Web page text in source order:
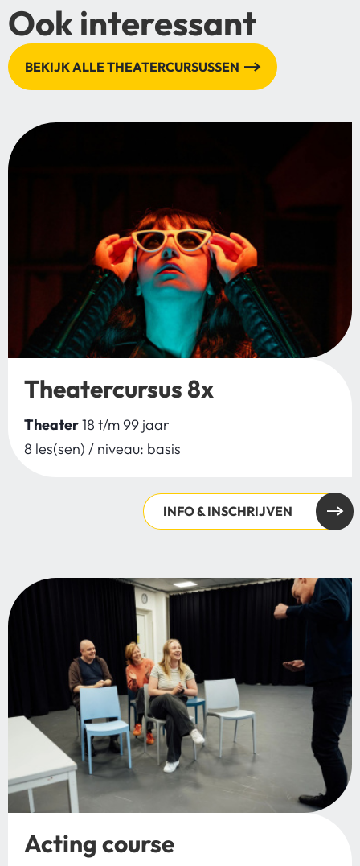
Ook interessant
BEKIJK ALLE THEATERCURSUSSEN
Theatercursus 8x
Theater18 t/m 99 jaar
8 les(sen) / niveau: basis
INFO & INSCHRIJVEN
Acting course